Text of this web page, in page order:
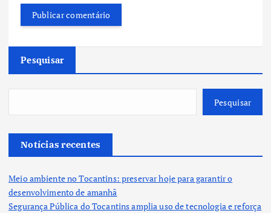
Pesquisar
Pesquisar
Notícias recentes
Meio ambiente no Tocantins: preservar hoje para garantir o
desenvolvimento de amanhã
Segurança Pública do Tocantins amplia uso de tecnologia e reforça